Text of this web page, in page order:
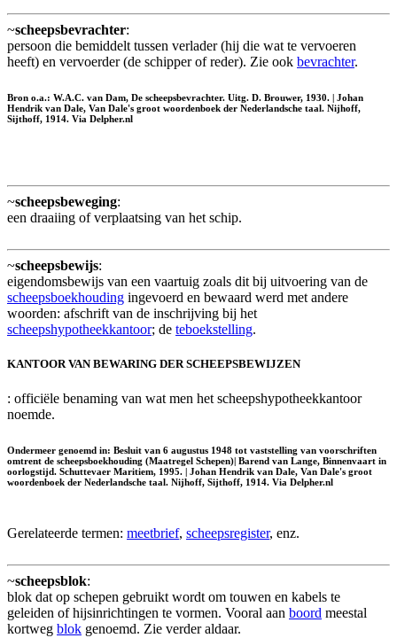
~scheepsbevrachter:
persoon die bemiddelt tussen verlader (hij die wat te vervoeren
heeft) en vervoerder (de schipper of reder). Zie ook bevrachter.
Bron o.a.: W.A.C. van Dam, De scheepsbevrachter. Uitg. D. Brouwer, 1930. | Johan
Hendrik van Dale, Van Dale's groot woordenboek der Nederlandsche taal. Nijhoff,
Sijthoff, 1914. Via Delpher.nl
~scheepsbeweging:
een draaiing of verplaatsing van het schip.
~scheepsbewijs:
eigendomsbewijs van een vaartuig zoals dit bij uitvoering van de
scheepsboekhouding ingevoerd en bewaard werd met andere
woorden: afschrift van de inschrijving bij het
scheepshypotheekkantoor; de teboekstelling.
KANTOOR VAN BEWARING DER SCHEEPSBEWIJZEN
: officiële benaming van wat men het scheepshypotheekkantoor
noemde.
Ondermeer genoemd in: Besluit van 6 augustus 1948 tot vaststelling van voorschriften
omtrent de scheepsboekhouding (Maatregel Schepen)| Barend van Lange, Binnenvaart in
oorlogstijd. Schuttevaer Maritiem, 1995. | Johan Hendrik van Dale, Van Dale's groot
woordenboek der Nederlandsche taal. Nijhoff, Sijthoff, 1914. Via Delpher.nl
Gerelateerde termen: meetbrief, scheepsregister, enz.
~scheepsblok:
blok dat op schepen gebruikt wordt om touwen en kabels te
geleiden of hijsinrichtingen te vormen. Vooral aan boord meestal
kortweg blok genoemd. Zie verder aldaar.